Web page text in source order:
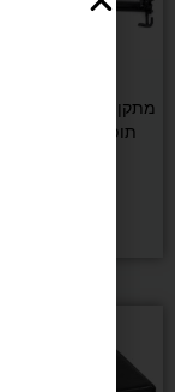
מתקן מתח מקבילים
תופס מקום בבית DENVER